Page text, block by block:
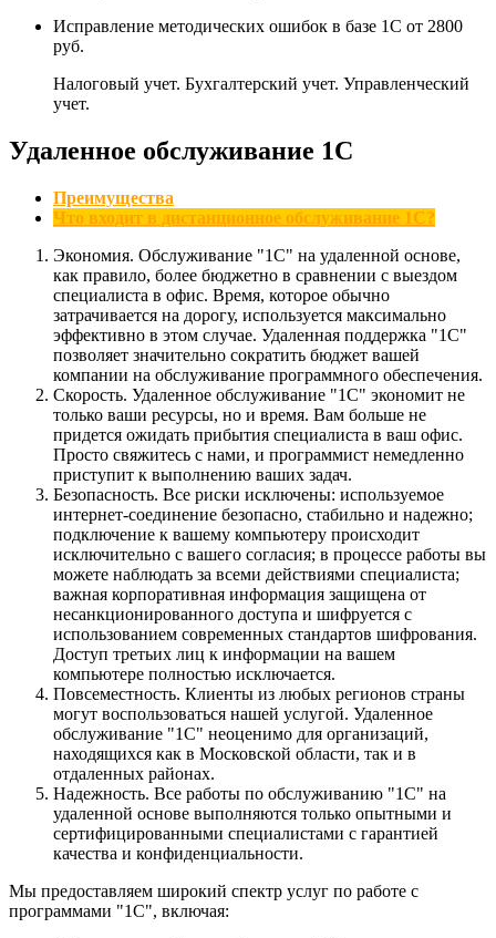
Исправление методических ошибок в базе 1С от 2800
руб.
Налоговый учет. Бухгалтерский учет. Управленческий
учет.
Удаленное обслуживание 1С
Преимущества
Что входит в дистанционное обслуживание 1С?
Экономия. Обслуживание "1С" на удаленной основе,
как правило, более бюджетно в сравнении с выездом
специалиста в офис. Время, которое обычно
затрачивается на дорогу, используется максимально
эффективно в этом случае. Удаленная поддержка "1С"
позволяет значительно сократить бюджет вашей
компании на обслуживание программного обеспечения.
Скорость. Удаленное обслуживание "1С" экономит не
только ваши ресурсы, но и время. Вам больше не
придется ожидать прибытия специалиста в ваш офис.
Просто свяжитесь с нами, и программист немедленно
приступит к выполнению ваших задач.
Безопасность. Все риски исключены: используемое
интернет-соединение безопасно, стабильно и надежно;
подключение к вашему компьютеру происходит
исключительно с вашего согласия; в процессе работы вы
можете наблюдать за всеми действиями специалиста;
важная корпоративная информация защищена от
несанкционированного доступа и шифруется с
использованием современных стандартов шифрования.
Доступ третьих лиц к информации на вашем
компьютере полностью исключается.
Повсеместность. Клиенты из любых регионов страны
могут воспользоваться нашей услугой. Удаленное
обслуживание "1С" неоценимо для организаций,
находящихся как в Московской области, так и в
отдаленных районах.
Надежность. Все работы по обслуживанию "1С" на
удаленной основе выполняются только опытными и
сертифицированными специалистами с гарантией
качества и конфиденциальности.
Мы предоставляем широкий спектр услуг по работе с
программами "1С", включая: